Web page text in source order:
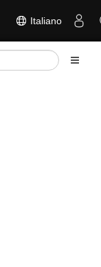
Italiano